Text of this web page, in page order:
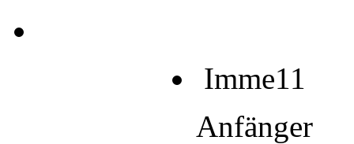
Imme11
Anfänger